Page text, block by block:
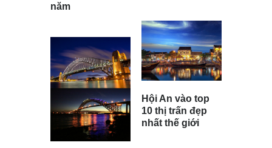
năm
Hội An vào top
10 thị trấn đẹp
nhất thế giới